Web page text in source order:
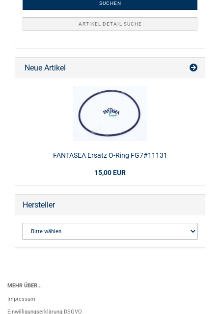
SUCHEN
ARTIKEL DETAIL SUCHE
Neue Artikel
FANTASEA Ersatz O-Ring FG7#11131
15,00 EUR
Hersteller
MEHR ÜBER...
Impressum
Einwilligungserklärung DSGVO